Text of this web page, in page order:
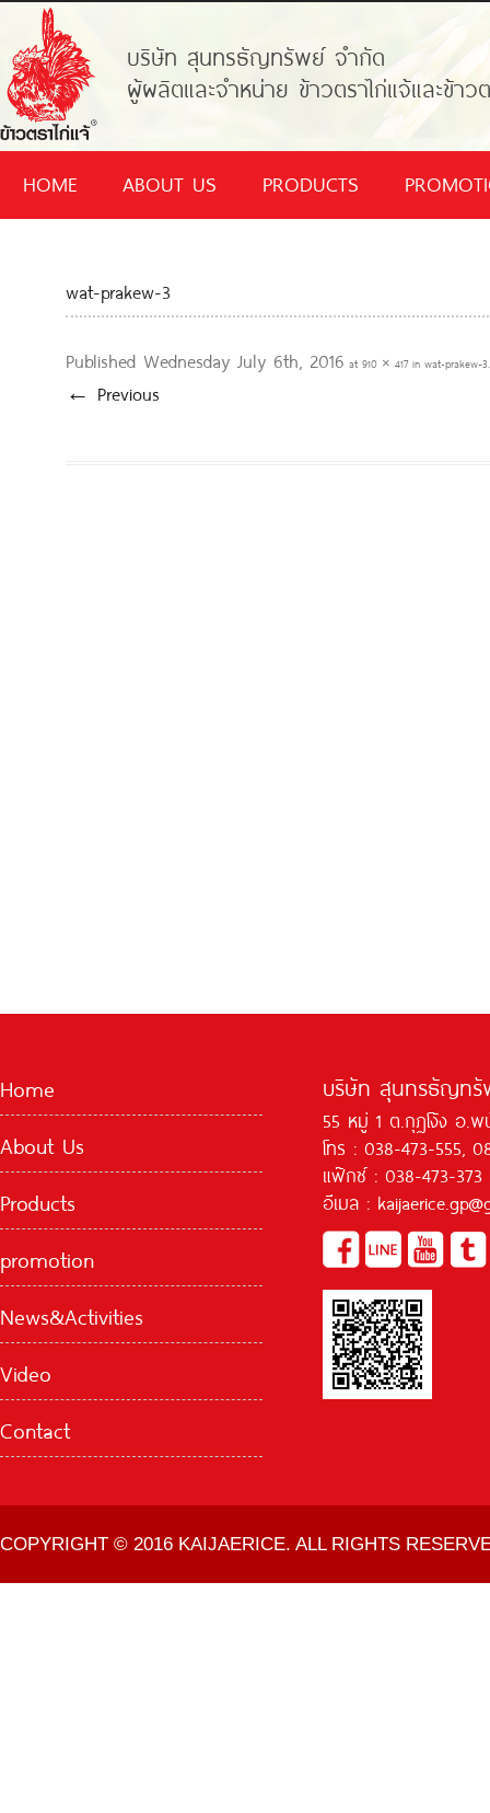
บริษัท สุนทรธัญทรัพย์ จำกัด
ผู้ผลิตและจำหน่าย ข้าวตราไก่แจ้และข้าวต
HOME ABOUT US PRODUCTS
wat-prakew-3
Published Wednesday July 6th, 2016 at 910 × 417in wat-prakew-3.
← Previous
Home
About Us
Products
promotion
News&Activities
Video
Contact
บริษัท สุนทรธัญทรั
55 หมู่ 1 ต.กุฏโง้ง อ.
โทร : 038-473-555,
แฟ๊กซ์ : 038-473-373
อีเมล :
COPYRIGHT © 2016 KAIJAERICE. ALL RIGHTS